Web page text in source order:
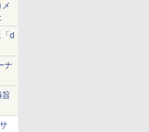
d
ナ